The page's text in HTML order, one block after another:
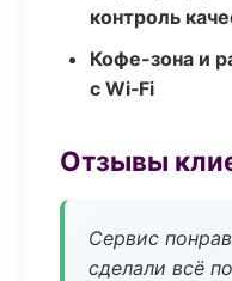
контроль
Кофе-зона и
с Wi‑Fi
Отзывы
Сервис
сделали всё